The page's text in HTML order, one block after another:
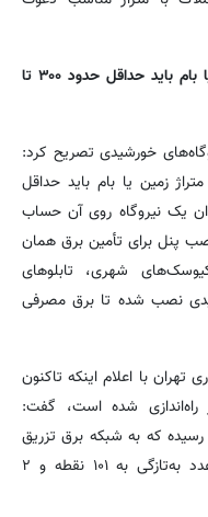
برای احداث نیروگاه خورشیدی متراژ زمین یا بام باید حداقل حدود ۳۰۰ تا
خورشیدی تصریح کرد:
زمین یا بام باید حداقل
به‌عنوان یک نیروگاه روی آن حساب
نصب پنل برای تأمین برق همان
شهری، تابلوهای
نصب شده تا برق مصرفی
با اعلام اینکه تاکنون
راه‌اندازی شده است، گفت:
نیروگاه‌ها به ۲ مگاوات رسیده که به شبکه برق تزریق
می‌شود. با افتتاح پروژه‌های جدید، این عدد به‌تازگی به ۱۰۱ نقطه و ۲